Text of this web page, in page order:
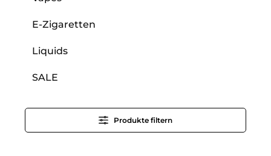
E-Zigaretten
Liquids
SALE
Produkte filtern